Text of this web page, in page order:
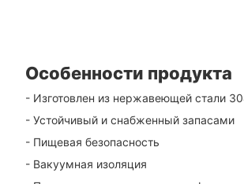
Особенности продукта
- Изготовлен из нержавеющей стали
- Устойчивый и снабженный запасами
- Пищевая безопасность
- Вакуумная изоляция